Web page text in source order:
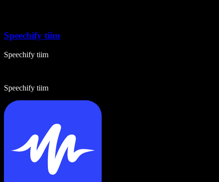
Speechify tiim
Speechify tiim
Speechify tiim